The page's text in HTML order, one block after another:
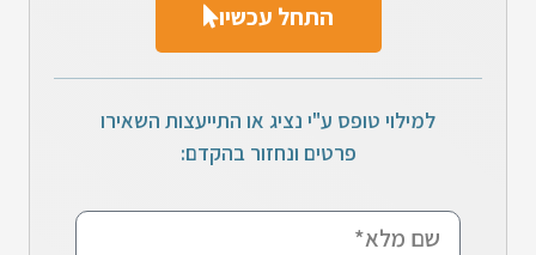
התחל עכשיו
למילוי טופס ע"י נציג או התייעצות השאירו
פרטים ונחזור בהקדם: